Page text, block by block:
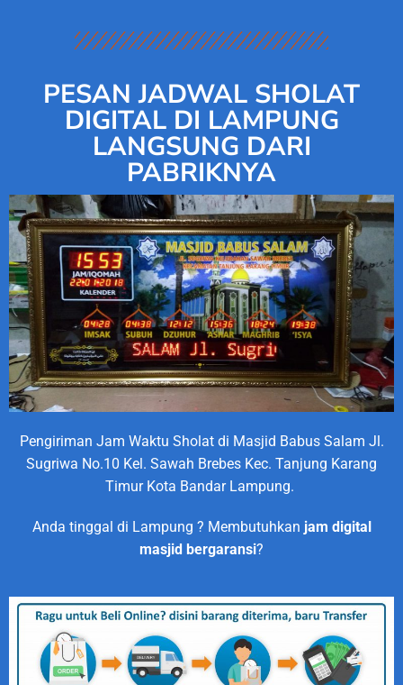
PESAN JADWAL SHOLAT
DIGITAL DI LAMPUNG
LANGSUNG DARI
PABRIKNYA
Pengiriman Jam Waktu Sholat di Masjid Babus Salam Jl.
Sugriwa No.10 Kel. Sawah Brebes Kec. Tanjung Karang
Timur Kota Bandar Lampung.
Anda tinggal di Lampung ? Membutuhkan jam digital
masjid bergaransi?